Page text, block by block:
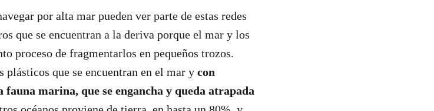
por alta mar pueden ver parte de estas redes
que se encuentran a la deriva porque el mar y los
proceso de fragmentarlos en pequeños trozos.
plásticos que se encuentran en el mar y con
marina, que se engancha y queda atrapada